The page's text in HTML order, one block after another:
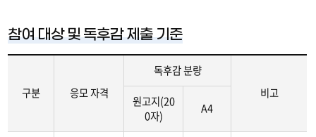
참여 대상 및 독후감 제출 기준
구분 응모 자격
독후감 분량
비고
원고지(20
0자)
A4